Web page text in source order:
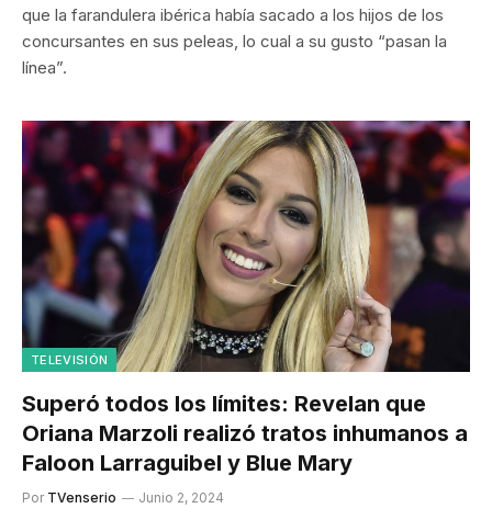
que la farandulera ibérica había sacado a los hijos de los
concursantes en sus peleas, lo cual a su gusto “pasan la
línea”.
TELEVISIÓN
Superó todos los límites: Revelan que
Oriana Marzoli realizó tratos inhumanos a
Faloon Larraguibel y Blue Mary
Por TVenserio Junio 2, 2024